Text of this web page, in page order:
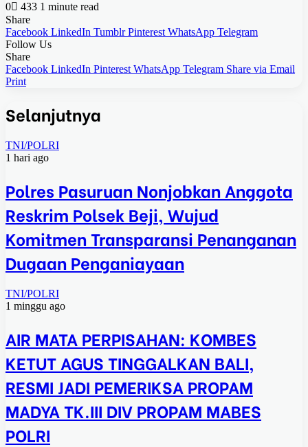
0
433 1 minute read
Share
Facebook LinkedIn Tumblr Pinterest WhatsApp Telegram
Follow Us
Share
Facebook LinkedIn Pinterest WhatsApp Telegram Share via Email
Print
Selanjutnya
TNI/POLRI
1 hari ago
Polres Pasuruan Nonjobkan Anggota
Reskrim Polsek Beji, Wujud
Komitmen Transparansi Penanganan
Dugaan Penganiayaan
TNI/POLRI
1 minggu ago
AIR MATA PERPISAHAN: KOMBES
KETUT AGUS TINGGALKAN BALI,
RESMI JADI PEMERIKSA PROPAM
MADYA TK.III DIV PROPAM MABES
POLRI